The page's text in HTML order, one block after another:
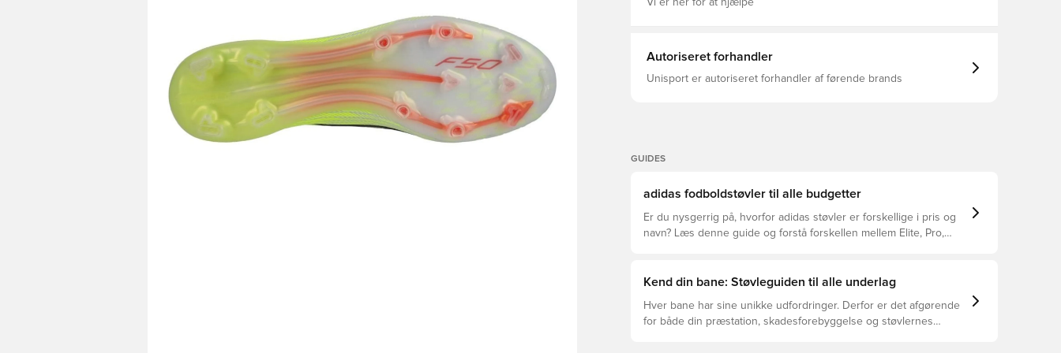
fodboldstøvler med et ikonisk mærke. Du kan træde ind på
banen og mærke forskellen, mens du får styr på spillet.
Almindelig pasform Snøreløs Overdel: Overige Materialen /
Vi er her for at hjælpe
Autoriseret forhandler
Unisport er autoriseret forhandler af førende brands
GUIDES
adidas fodboldstøvler til alle budgetter
Er du nysgerrig på, hvorfor adidas støvler er forskellige i pris og
navn? Læs denne guide og forstå forskellen mellem Elite, Pro,
Kend din bane: Støvleguiden til alle underlag
Hver bane har sine unikke udfordringer. Derfor er det afgørende
for både din præstation, skadesforebyggelse og støvlernes